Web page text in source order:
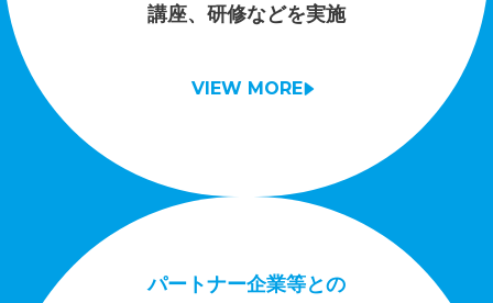
講座、研修などを実施
VIEW MORE
パートナー企業等との